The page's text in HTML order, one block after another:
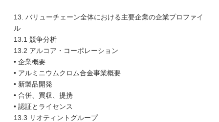
13. バリューチェーン全体における主要企業の企業プロファイ
ル
13.1 競争分析
13.2 アルコア・コーポレーション
• 企業概要
• アルミニウムクロム合金事業概要
• 新製品開発
• 合併、買収、提携
• 認証とライセンス
13.3 リオティントグループ